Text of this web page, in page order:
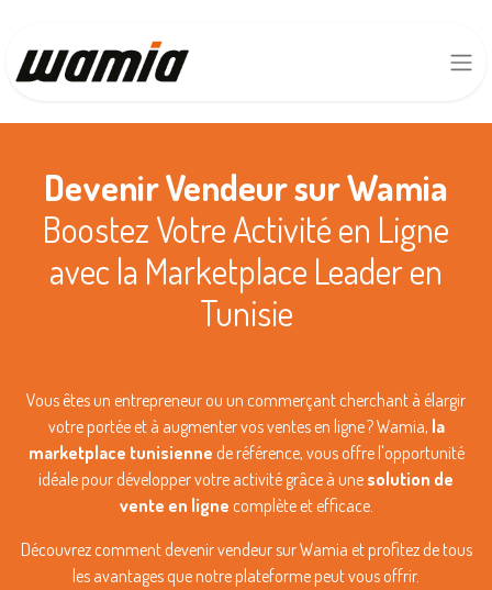
Devenir Vendeur sur Wamia
Boostez Votre Activité en Ligne
avec la Marketplace Leader en
Tunisie
Vous êtes un entrepreneur ou un commerçant cherchant à élargir
votre portée et à augmenter vos ventes en ligne ? Wamia, la
marketplace tunisienne de référence, vous offre l'opportunité
idéale pour développer votre activité grâce à une solution de
vente en ligne complète et efficace.
Découvrez comment devenir vendeur sur Wamia et profitez de tous
les avantages que notre plateforme peut vous offrir.